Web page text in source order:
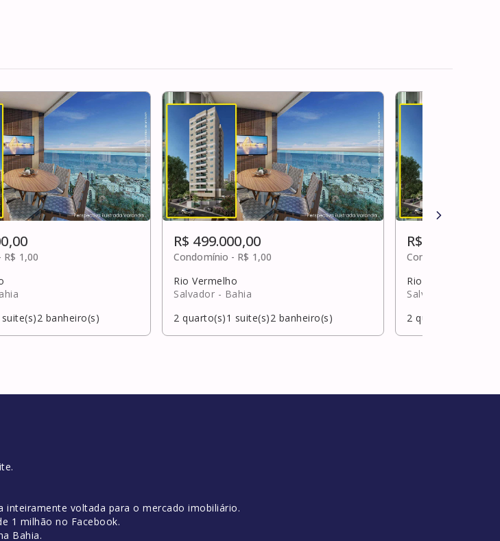
R$ 1,00
suite(s)2 banheiro(s)
R$ 499.000,00
Condomínio - R$ 1,00
Rio Vermelho
Salvador - Bahia
2 quarto(s)1 suite(s)2 banheiro(s)
R$ 499.000,00
Condomínio -
Rio Vermelho
Salvador
2 quarto(s)
inteiramente voltada para o mercado imobiliário.
1 milhão no Facebook.
Bahia.